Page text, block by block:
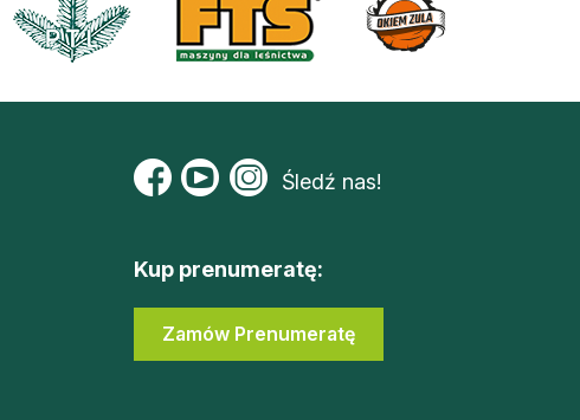
Śledź nas!
Kup prenumeratę:
Zamów Prenumeratę